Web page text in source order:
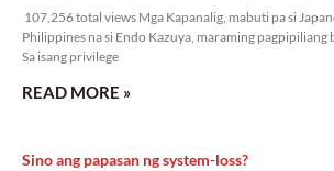
107,256 total views Mga Kapanalig, mabuti pa si
Philippines na si Endo Kazuya, maraming pagpipiliang
Sa isang privilege
READ MORE »
Sino ang papasan ng system-loss?